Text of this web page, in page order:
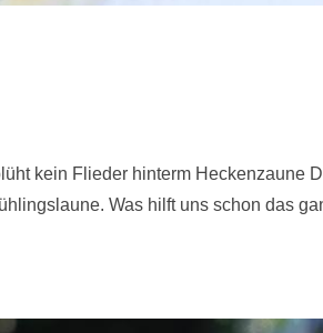
kein Flieder hinterm Heckenzaune
Was hilft uns schon das